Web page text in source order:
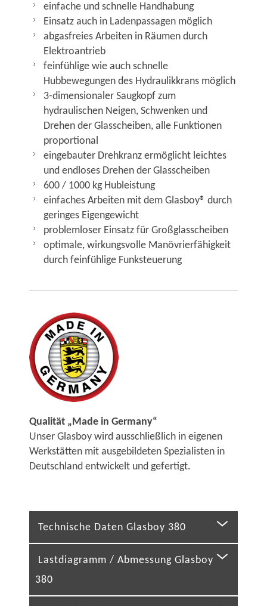
einfache und schnelle Handhabung
Einsatz auch in Ladenpassagen möglich
abgasfreies Arbeiten in Räumen durch
Elektroantrieb
feinfühlige wie auch schnelle
Hubbewegungen des Hydraulikkrans möglich
3-dimensionaler Saugkopf zum
hydraulischen Neigen, Schwenken und
Drehen der Glasscheiben, alle Funktionen
proportional
eingebauter Drehkranz ermöglicht leichtes
und endloses Drehen der Glasscheiben
600 / 1000 kg Hubleistung
einfaches Arbeiten mit dem Glasboy® durch
geringes Eigengewicht
problemloser Einsatz für Großglasscheiben
optimale, wirkungsvolle Manövrierfähigkeit
durch feinfühlige Funksteuerung
Qualität „Made in Germany“
Unser Glasboy wird ausschließlich in eigenen
Werkstätten mit ausgebildeten Spezialisten in
Deutschland entwickelt und gefertigt.
Technische Daten Glasboy 380
Lastdiagramm / Abmessung Glasboy
380